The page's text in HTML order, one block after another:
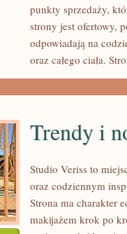
punkty sprzedaży,
strony jest ofertowy,
odpowiadają na
oraz całego ciała.
Trendy i
Studio Veriss to
oraz codziennym
Strona ma charakter
makijażem krok po